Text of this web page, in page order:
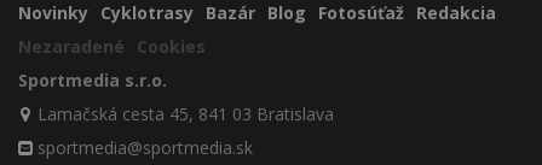
Novinky Cyklotrasy Bazár Blog Fotosúťaž Redakcia
Nezaradené
Cookies
Sportmedia s.r.o.
Lamačská cesta 45, 841 03 Bratislava
sportmedia@sportmedia.sk